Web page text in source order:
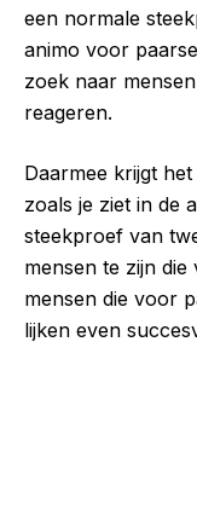
een normale
animo voor
zoek naar
reageren.
Daarmee krijgt
zoals je ziet in de
steekproef van
mensen te zijn
mensen die voor
lijken even